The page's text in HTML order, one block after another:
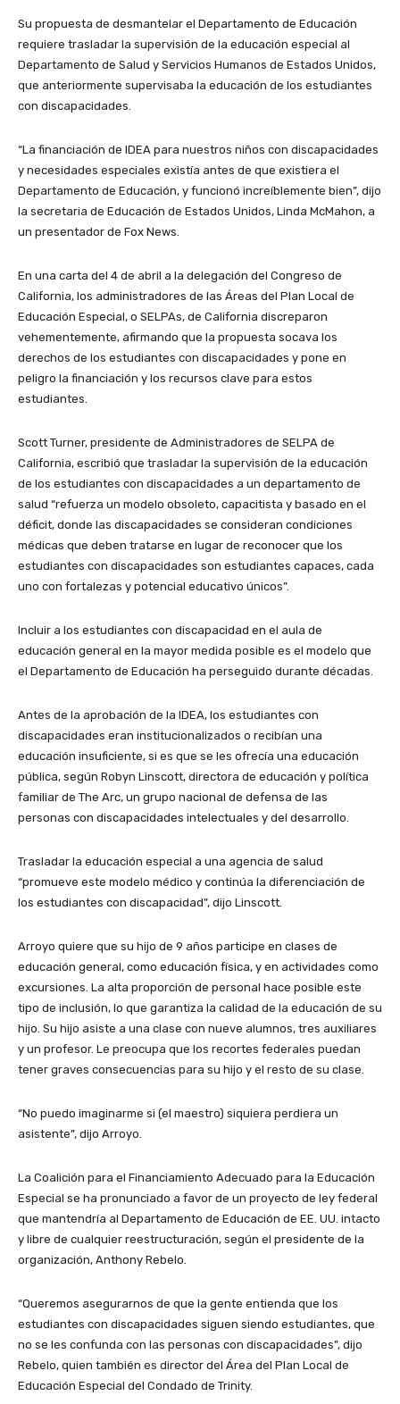
Su propuesta de desmantelar el Departamento de Educación
requiere trasladar la supervisión de la educación especial al
Departamento de Salud y Servicios Humanos de Estados Unidos,
que anteriormente supervisaba la educación de los estudiantes
con discapacidades.
“La financiación de IDEA para nuestros niños con discapacidades
y necesidades especiales existía antes de que existiera el
Departamento de Educación, y funcionó increíblemente bien”, dijo
la secretaria de Educación de Estados Unidos, Linda McMahon, a
un presentador de Fox News.
En una carta del 4 de abril a la delegación del Congreso de
California, los administradores de las Áreas del Plan Local de
Educación Especial, o SELPAs, de California discreparon
vehementemente, afirmando que la propuesta socava los
derechos de los estudiantes con discapacidades y pone en
peligro la financiación y los recursos clave para estos
estudiantes.
Scott Turner, presidente de Administradores de SELPA de
California, escribió que trasladar la supervisión de la educación
de los estudiantes con discapacidades a un departamento de
salud “refuerza un modelo obsoleto, capacitista y basado en el
déficit, donde las discapacidades se consideran condiciones
médicas que deben tratarse en lugar de reconocer que los
estudiantes con discapacidades son estudiantes capaces, cada
uno con fortalezas y potencial educativo únicos”.
Incluir a los estudiantes con discapacidad en el aula de
educación general en la mayor medida posible es el modelo que
el Departamento de Educación ha perseguido durante décadas.
Antes de la aprobación de la IDEA, los estudiantes con
discapacidades eran institucionalizados o recibían una
educación insuficiente, si es que se les ofrecía una educación
pública, según Robyn Linscott, directora de educación y política
familiar de The Arc, un grupo nacional de defensa de las
personas con discapacidades intelectuales y del desarrollo.
Trasladar la educación especial a una agencia de salud
“promueve este modelo médico y continúa la diferenciación de
los estudiantes con discapacidad”, dijo Linscott.
Arroyo quiere que su hijo de 9 años participe en clases de
educación general, como educación física, y en actividades como
excursiones. La alta proporción de personal hace posible este
tipo de inclusión, lo que garantiza la calidad de la educación de su
hijo. Su hijo asiste a una clase con nueve alumnos, tres auxiliares
y un profesor. Le preocupa que los recortes federales puedan
tener graves consecuencias para su hijo y el resto de su clase.
“No puedo imaginarme si (el maestro) siquiera perdiera un
asistente”, dijo Arroyo.
La Coalición para el Financiamiento Adecuado para la Educación
Especial se ha pronunciado a favor de un proyecto de ley federal
que mantendría al Departamento de Educación de EE. UU. intacto
y libre de cualquier reestructuración, según el presidente de la
organización, Anthony Rebelo.
“Queremos asegurarnos de que la gente entienda que los
estudiantes con discapacidades siguen siendo estudiantes, que
no se les confunda con las personas con discapacidades”, dijo
Rebelo, quien también es director del Área del Plan Local de
Educación Especial del Condado de Trinity.